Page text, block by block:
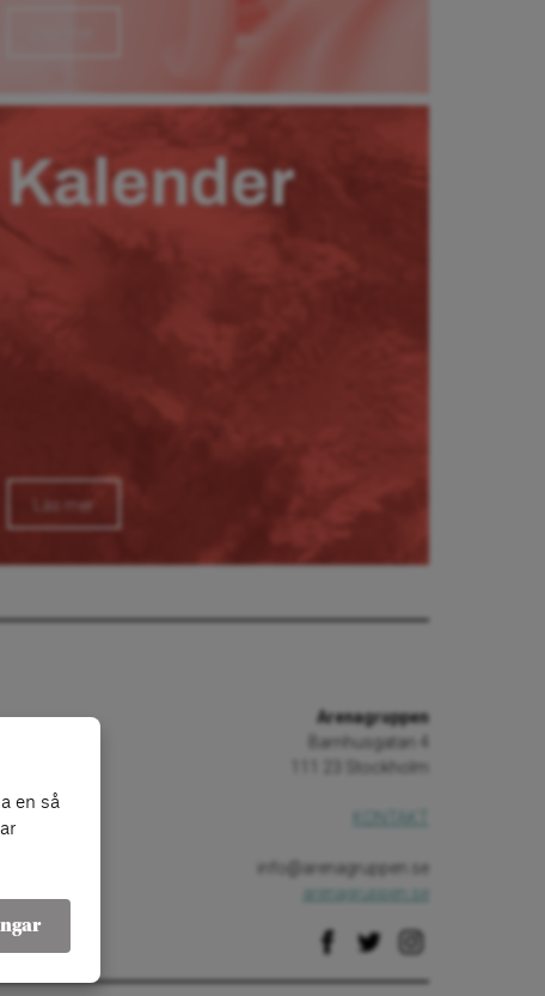
Kalender
Läs mer
Arenagruppen
Barnhusgatan 4
111 23 Stockholm
info@arenagruppen.se
arenagruppen.se
en så